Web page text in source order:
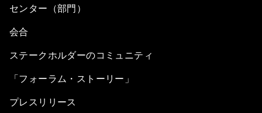
センター（部門）
会合
ステークホルダーのコミュニティ
「フォーラム・ストーリー」
プレスリリース